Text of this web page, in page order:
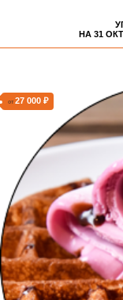
НА 31
от 27 000 ₽